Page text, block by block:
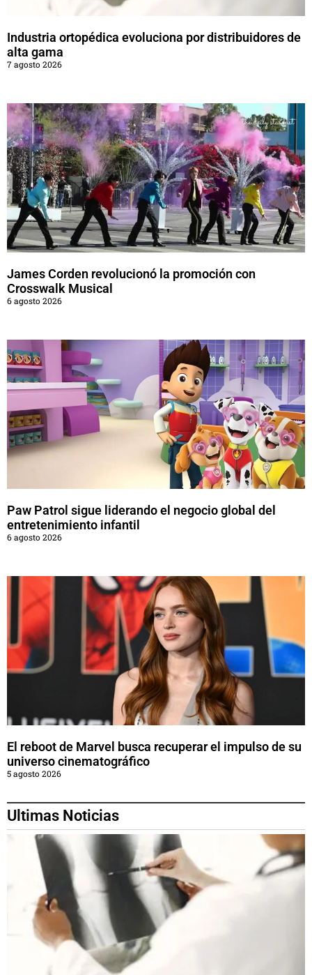
Industria ortopédica evoluciona por distribuidores de
alta gama
7 agosto 2026
James Corden revolucionó la promoción con
Crosswalk Musical
6 agosto 2026
Paw Patrol sigue liderando el negocio global del
entretenimiento infantil
6 agosto 2026
El reboot de Marvel busca recuperar el impulso de su
universo cinematográfico
5 agosto 2026
Ultimas Noticias